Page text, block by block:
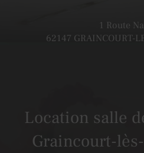
1 Route
62147 GRAINCOURT-
Location salle
Graincourt-